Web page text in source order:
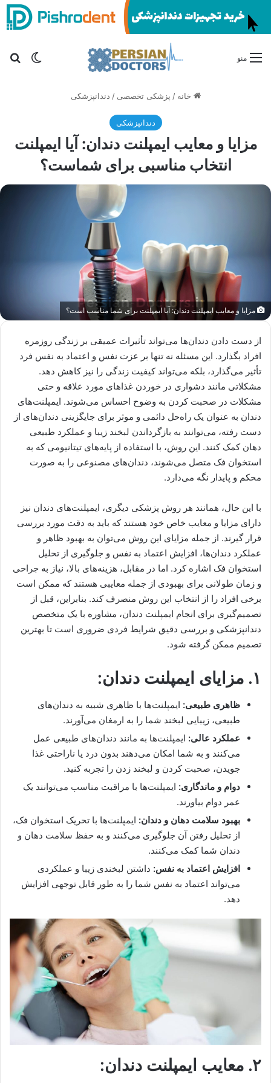
تغییر منو
خانه / پزشکی تخصصی / دندانپزشکی
دندانپزشکی
مزایا و معایب ایمپلنت دندان: آیا ایمپلنت
انتخاب مناسبی برای شماست؟
مزایا و معایب ایمپلنت دندان: آیا ایمپلنت برای شما مناسب است؟
از دست دادن دندان‌ها می‌تواند تأثیرات عمیقی بر زندگی روزمره
افراد بگذارد. این مسئله نه تنها بر عزت نفس و اعتماد به نفس فرد
تأثیر می‌گذارد، بلکه می‌تواند کیفیت زندگی را نیز کاهش دهد.
مشکلاتی مانند دشواری در خوردن غذاهای مورد علاقه و حتی
مشکلات در صحبت کردن به وضوح احساس می‌شوند. ایمپلنت‌های
دندان به عنوان یک راه‌حل دائمی و موثر برای جایگزینی دندان‌های از
دست رفته، می‌توانند به بازگرداندن لبخند زیبا و عملکرد طبیعی
دهان کمک کنند. این روش، با استفاده از پایه‌های تیتانیومی که به
استخوان فک متصل می‌شوند، دندان‌های مصنوعی را به صورت
محکم و پایدار نگه می‌دارد.
با این حال، همانند هر روش پزشکی دیگری، ایمپلنت‌های دندان نیز
دارای مزایا و معایب خاص خود هستند که باید به دقت مورد بررسی
قرار گیرند. از جمله مزایای این روش می‌توان به بهبود ظاهر و
عملکرد دندان‌ها، افزایش اعتماد به نفس و جلوگیری از تحلیل
استخوان فک اشاره کرد. اما در مقابل، هزینه‌های بالا، نیاز به جراحی
و زمان طولانی برای بهبودی از جمله معایبی هستند که ممکن است
برخی افراد را از انتخاب این روش منصرف کند. بنابراین، قبل از
تصمیم‌گیری برای انجام ایمپلنت دندان، مشاوره با یک متخصص
دندانپزشکی و بررسی دقیق شرایط فردی ضروری است تا بهترین
تصمیم ممکن گرفته شود.
۱. مزایای ایمپلنت دندان:
ظاهری طبیعی: ایمپلنت‌ها با ظاهری شبیه به دندان‌های
طبیعی، زیبایی لبخند شما را به ارمغان می‌آورند.
عملکرد عالی: ایمپلنت‌ها به مانند دندان‌های طبیعی عمل
می‌کنند و به شما امکان می‌دهند بدون درد یا ناراحتی غذا
جویدن، صحبت کردن و لبخند زدن را تجربه کنید.
دوام و ماندگاری: ایمپلنت‌ها با مراقبت مناسب می‌توانند یک
عمر دوام بیاورند.
بهبود سلامت دهان و دندان: ایمپلنت‌ها با تحریک استخوان فک،
از تحلیل رفتن آن جلوگیری می‌کنند و به حفظ سلامت دهان و
دندان شما کمک می‌کنند.
افزایش اعتماد به نفس: داشتن لبخندی زیبا و عملکردی
می‌تواند اعتماد به نفس شما را به طور قابل توجهی افزایش
دهد.
۲. معایب ایمپلنت دندان: